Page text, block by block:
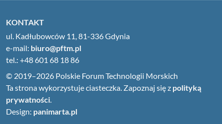
KONTAKT
ul. Kadłubowców 11, 81-336 Gdynia
e-mail: biuro@pftm.pl
tel.: +48 601 68 18 86
© 2019–2026 Polskie Forum Technologii Morskich
Ta strona wykorzystuje ciasteczka. Zapoznaj się z polityką
prywatności.
Design: panimarta.pl